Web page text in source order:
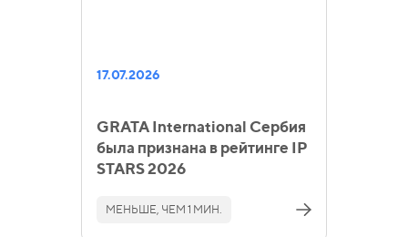
17.07.2026
GRATA International Сербия
была признана в рейтинге IP
STARS 2026
МЕНЬШЕ, ЧЕМ 1 МИН.